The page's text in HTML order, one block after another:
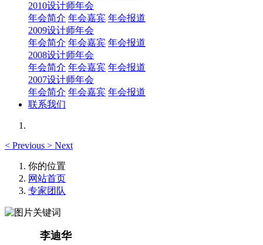
2010设计师年会
年会简介 年会嘉宾 年会报道
2009设计师年会
年会简介 年会嘉宾 年会报道
2008设计师年会
年会简介 年会嘉宾 年会报道
2007设计师年会
年会简介 年会嘉宾 年会报道
联系我们
< Previous > Next
你的位置
网站首页
专家团队
李迪华